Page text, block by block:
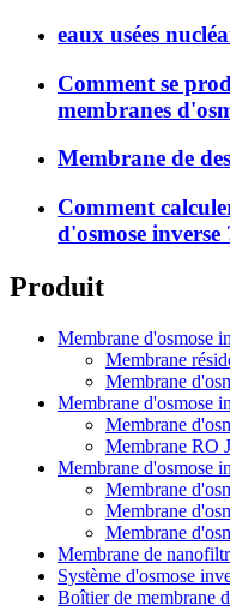
eaux usées
Comment se
membranes
Membrane de
Comment
d'osmose inverse
Produit
Membrane d'osmose
Membrane
Membrane
Membrane d'osmose
Membrane
Membrane RO
Membrane d'osmose
Membrane
Membrane
Membrane
Membrane de
Système d'osmose
Boîtier de membrane